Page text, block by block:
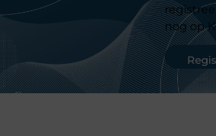
nog op